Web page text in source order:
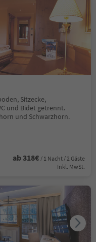
Sitzecke,
und Bidet getrennt.
und Schwarzhorn.
ab 318€ / 1 Nacht / 2 Gäste
Inkl. MwSt.